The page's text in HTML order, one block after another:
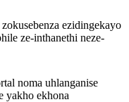
ezidingekayo
ze-inthanethi neze-
noma uhlanganise
yakho ekhona